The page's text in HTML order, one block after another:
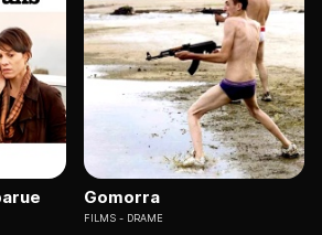
Gomorra
FILMS DRAME